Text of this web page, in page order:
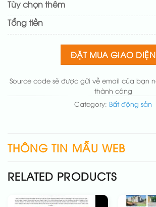
Đổi màu chủ đạo theo tông của
Sửa danh mục và sắp xếp lại đề
chuẩn(+200.000₫)
Thay đổi bố cục trang chủ (đơn
Thêm các nút liên hệ nhanh
Tùy chọn thêm
Tổng tiền
ĐẶT MUA GIAO DIỆN
Source code sẽ được gửi về email của bạn
thành công
Category: Bất động sản
THÔNG TIN MẪU WEB
RELATED PRODUCTS